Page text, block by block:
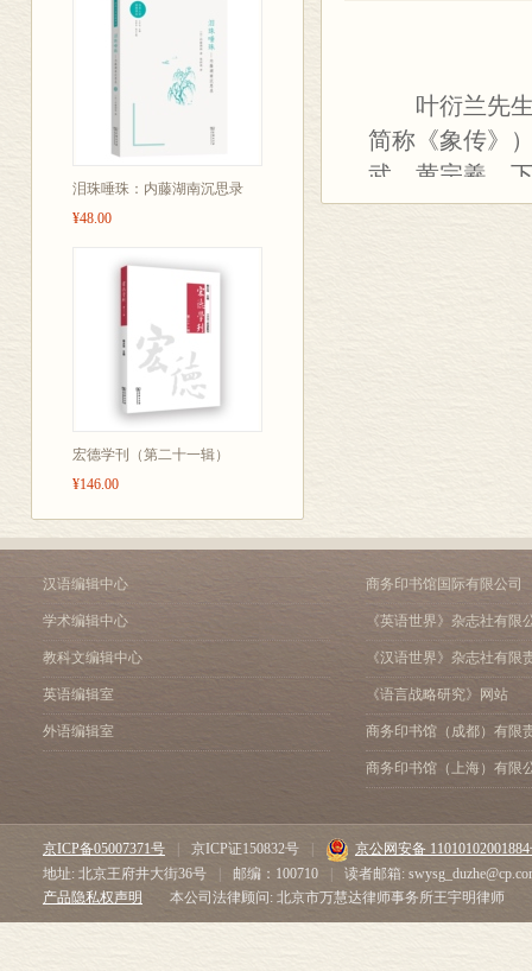
泪珠唾珠：内藤湖南沉思录
¥48.00
宏德学刊（第二十一辑）
¥146.00
叶衍兰先生
简称《象传》
武、黄宗羲，
人。所著录学
杨鹏秋摹绘之
20世纪20年
风气方兴。《
目。一时学坛
生、蔡元培、
之后，《象传
重，虽由叶先
签。据悉叶先
观第一集。恭
迄于1968年8
1986年1月，
汉语编辑中心
学术编辑中心
教科文编辑中心
英语编辑室
外语编辑室
商务印书馆国际有限公司
《英语世界》杂志社有限
《汉语世界》杂志社有限
《语言战略研究》网站
商务印书馆（成都）有限
商务印书馆（上海）有限
京ICP备05007371号 京ICP证150832号
京公网安备
地址: 北京王府井大街36号
邮编：100710
读者邮箱:
产品隐私权声明
本公司法律顾问: 北京市万慧达律师事务所王宇明律师